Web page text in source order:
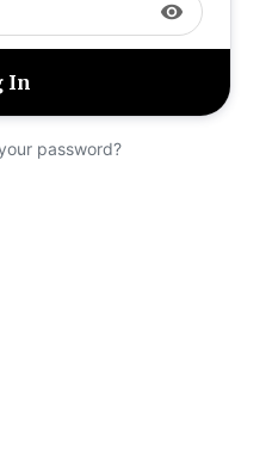
visibility
password?